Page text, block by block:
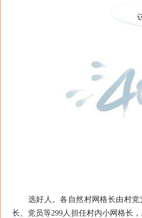
选好人。各自然村网格长由村党
长、党员等299人担任村内小网格长